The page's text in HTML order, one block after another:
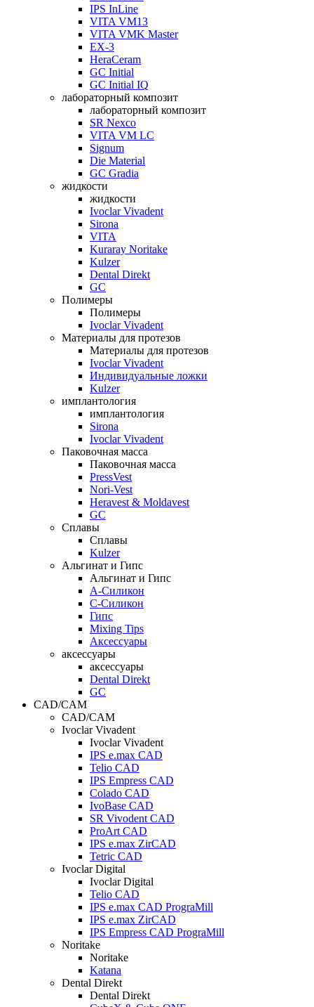
IPS InLine
VITA VM13
VITA VMK Master
EX-3
HeraCeram
GC Initial
GC Initial IQ
лабораторный композит
лабораторный композит
SR Nexco
VITA VM LC
Signum
Die Material
GC Gradia
жидкости
жидкости
Ivoclar Vivadent
Sirona
VITA
Kuraray Noritake
Kulzer
Dental Direkt
GC
Полимеры
Полимеры
Ivoclar Vivadent
Материалы для протезов
Материалы для протезов
Ivoclar Vivadent
Индивидуальные ложки
Kulzer
имплантология
имплантология
Sirona
Ivoclar Vivadent
Паковочная масса
Паковочная масса
PressVest
Nori-Vest
Heravest & Moldavest
GC
Сплавы
Сплавы
Kulzer
Альгинат и Гипс
Альгинат и Гипс
A-Силикон
C-Силикон
Гипс
Mixing Tips
Аксессуары
аксессуары
аксессуары
Dental Direkt
GC
CAD/CAM
CAD/CAM
Ivoclar Vivadent
Ivoclar Vivadent
IPS e.max CAD
Telio CAD
IPS Empress CAD
Colado CAD
IvoBase CAD
SR Vivodent CAD
ProArt CAD
IPS e.max ZirCAD
Tetric CAD
Ivoclar Digital
Ivoclar Digital
Telio CAD
IPS e.max CAD PrograMill
IPS e.max ZirCAD
IPS Empress CAD PrograMill
Noritake
Noritake
Katana
Dental Direkt
Dental Direkt